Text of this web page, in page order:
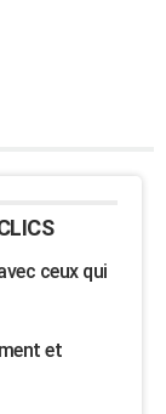
ceux qui
et